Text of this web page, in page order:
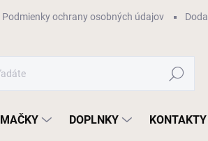
Podmienky ochrany osobných údajov
Hľadať
MAČKY DOPLNKY KONTAKTY